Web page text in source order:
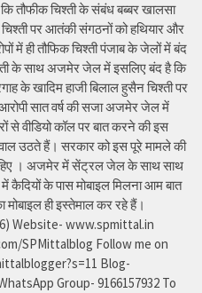
तौफीक चिश्ती के संबंध बब्बर खालसा
पर आतंकी संगठनों को हथियार और
में ही तौफिक चिश्ती पंजाब के जेलों में बंद
के साथ अजमेर जेल में इसलिए बंद है कि
के खादिम हाजी बिलाल हुसैन चिश्ती पर
सात वर्ष की सजा अजमेर जेल में
वीडियो कॉल पर बात करने की इस
उठते हैं। सरकार को इस पूरे मामले की
। अजमेर में सेंट्रल जेल के साथ साथ
कैदियों के पास मोबाइल मिलना आम बात
ही इस्तेमाल कर रहे हैं।
Website- www.spmittal.in
SPMittalblog Follow me on
Blog-
Group- 9166157932 To